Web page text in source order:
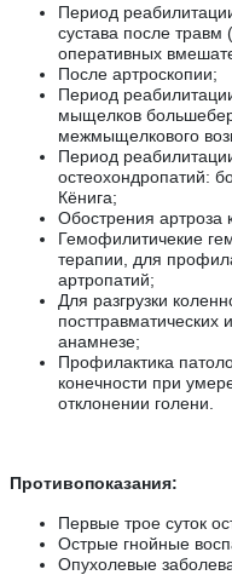
Период
сустава после травм
оперативных
После артроскопии;
Период
мыщелков
межмыщелкового
Период
остеохондропатий:
Кёнига;
Обострения артроза
Гемофилитичекие
терапии, для
артропатий;
Для разгрузки
посттравматических
анамнезе;
Профилактика
конечности при
отклонении голени.
Противопоказания:
Первые трое суток
Острые гнойные
Опухолевые